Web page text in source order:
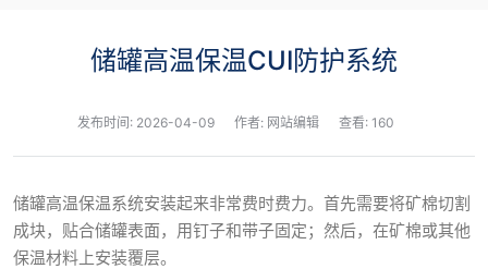
储罐高温保温CUI防护系统
发布时间: 2026-04-09 作者: 网站编辑 查看: 160
储罐高温保温系统安装起来非常费时费力。首先需要将矿棉切割
成块，贴合储罐表面，用钉子和带子固定；然后，在矿棉或其他
保温材料上安装覆层。